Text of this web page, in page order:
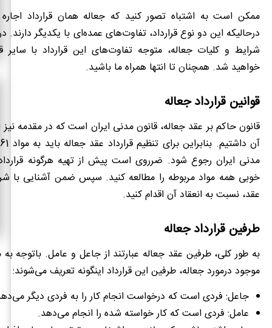
ممکن است به اشتباه تصور کنید که جعاله همان قرارداد
درحالیکه این دو نوع قرارداد، تفاوت‌های عمده‌ای با یکدیگر دارند.
شرایط و کلیات جعاله، متوجه تفاوت‌های این قرارداد با سایر
خواهید شد. همچنان تا انتها همراه ما باشید.
قوانین قرارداد جعاله
قانون حاکم بر عقد جعاله، قانون مدنی ایران است که در مقدمه نیز
مدنی ایران رجوع شود. ضرروی است پیش از تهیه هرگونه
خوبی همه مواد مربوطه را مطالعه کنید. سپس ضمن آشنایی
عقد، نسبت به انعقاد آن اقدام کنید.
طرفین قرارداد جعاله
به طور کلی، طرفین عقد جعاله عبارتند از جاعل و عامل. باتوجه
موجود درمورد جعاله، طرفین این قرارداد اینگونه تعریف می‌شوند:
جاعل: فردی است که درخواست انجام کار را به فردی دیگر
عامل: فردی است که کار خواسته شده را انجام می‌دهد.